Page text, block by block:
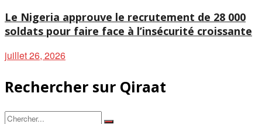
Le Nigeria approuve le recrutement de 28 000
soldats pour faire face à l’insécurité croissante
juillet 26, 2026
Rechercher sur Qiraat